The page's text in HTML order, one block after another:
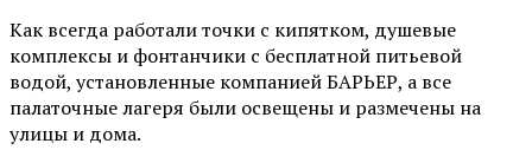
Как всегда работали точки с кипятком, душевые
комплексы и фонтанчики с бесплатной питьевой
водой, установленные компанией БАРЬЕР, а все
палаточные лагеря были освещены и размечены на
улицы и дома.